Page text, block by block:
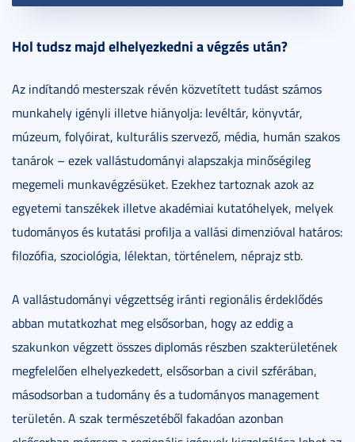
Hol tudsz majd elhelyezkedni a végzés után?
Az indítandó mesterszak révén közvetített tudást számos
munkahely igényli illetve hiányolja: levéltár, könyvtár,
múzeum, folyóirat, kulturális szervező, média, humán szakos
tanárok – ezek vallástudományi alapszakja minőségileg
megemeli munkavégzésüket. Ezekhez tartoznak azok az
egyetemi tanszékek illetve akadémiai kutatóhelyek, melyek
tudományos és kutatási profilja a vallási dimenzióval határos:
filozófia, szociológia, lélektan, történelem, néprajz stb.
A vallástudományi végzettség iránti regionális érdeklődés
abban mutatkozhat meg elsősorban, hogy az eddig a
szakunkon végzett összes diplomás részben szakterületének
megfelelően elhelyezkedett, elsősorban a civil szférában,
másodsorban a tudomány és a tudományos management
területén. A szak természetéből fakadóan azonban